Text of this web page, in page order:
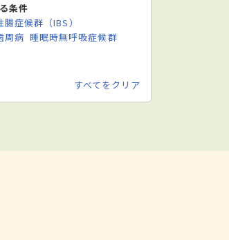
条件
腸症候群（IBS）
周病 睡眠時無呼吸症候群
すべてをクリア